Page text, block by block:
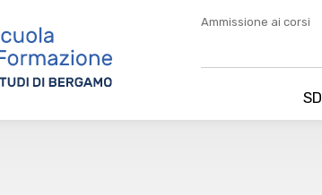
Ammissione ai corsi